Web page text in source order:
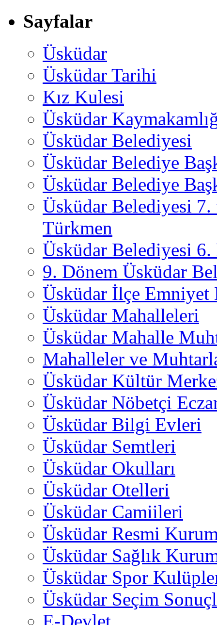
Sayfalar
Üsküdar
Üsküdar Tarihi
Kız Kulesi
Üsküdar
Üsküdar Belediyesi
Üsküdar Belediye
Üsküdar Belediye
Üsküdar Belediyesi
Türkmen
Üsküdar Belediyesi 6.
9. Dönem Üsküdar
Üsküdar İlçe
Üsküdar Mahalleleri
Üsküdar Mahalle
Mahalleler ve
Üsküdar Kültür
Üsküdar Nöbetçi
Üsküdar Bilgi Evleri
Üsküdar Semtleri
Üsküdar Okulları
Üsküdar Otelleri
Üsküdar Camiileri
Üsküdar Resmi
Üsküdar Sağlık
Üsküdar Spor
Üsküdar Seçim